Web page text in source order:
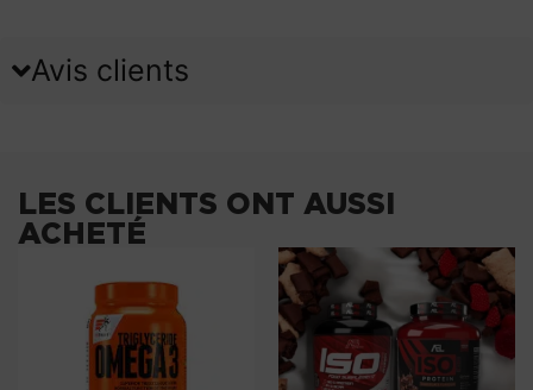
Avis clients
LES CLIENTS ONT AUSSI
ACHETÉ